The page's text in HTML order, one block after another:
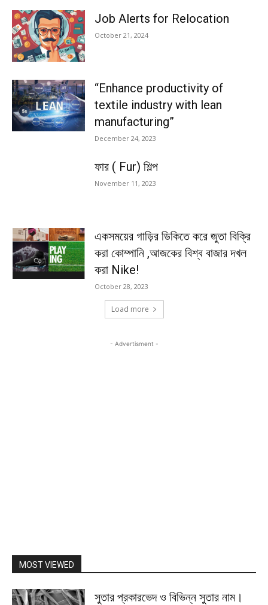
Job Alerts for Relocation
October 21, 2024
“Enhance productivity of
textile industry with lean
manufacturing”
December 24, 2023
ফার ( Fur) শিল্প
November 11, 2023
একসময়ের গাড়ির ডিকিতে করে জুতা বিক্রি
করা কোম্পানি ,আজকের বিশ্ব বাজার দখল
করা Nike!
October 28, 2023
Load more
- Advertisment -
MOST VIEWED
সুতার প্রকারভেদ ও বিভিন্ন সুতার নাম।